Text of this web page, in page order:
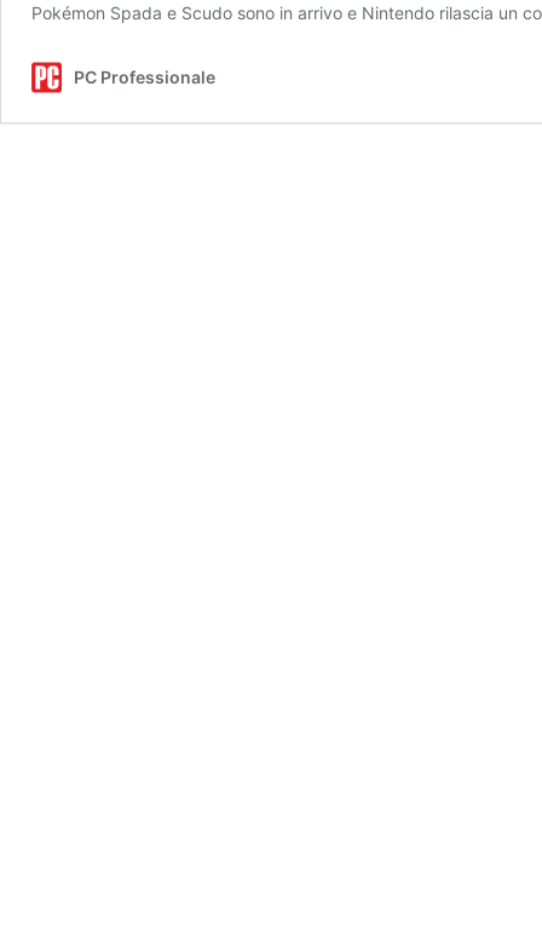
Pokémon Spada e Scudo sono in arrivo e Nintendo rilascia un
PC Professionale